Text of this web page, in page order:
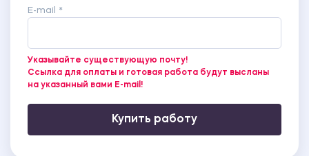
E-mail *
Указывайте существующую почту!
Ссылка для оплаты и готовая работа будут высланы
на указанный вами E-mail!
Купить работу